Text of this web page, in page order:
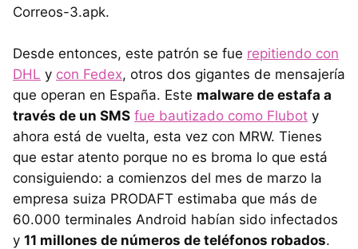
Correos-3.apk.
Desde entonces, este patrón se fue repitiendo con
DHL y con Fedex, otros dos gigantes de mensajería
que operan en España. Este malware de estafa a
través de un SMS fue bautizado como Flubot y
ahora está de vuelta, esta vez con MRW. Tienes
que estar atento porque no es broma lo que está
consiguiendo: a comienzos del mes de marzo la
empresa suiza PRODAFT estimaba que más de
60.000 terminales Android habían sido infectados
y 11 millones de números de teléfonos robados.